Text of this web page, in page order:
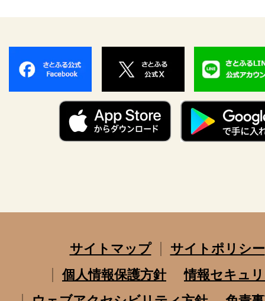
サイトマップ
サイトポリシー
個人情報保護方針
情報セキュ